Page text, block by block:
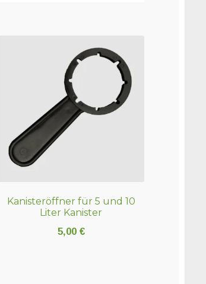
Kanisteröffner für 5 und 10
Liter Kanister
5,00 €